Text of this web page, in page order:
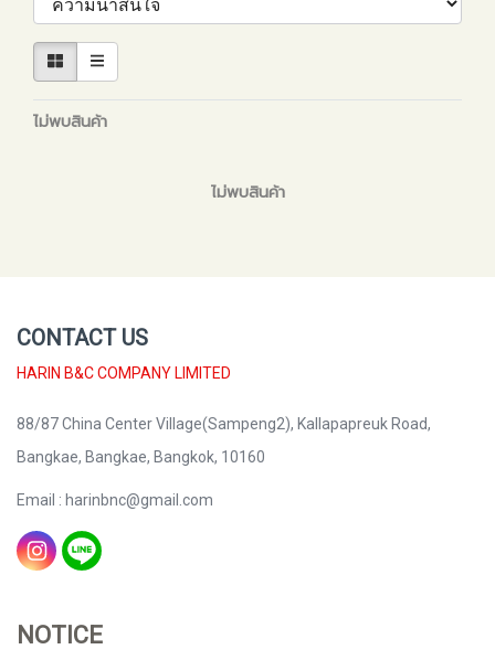
ไม่พบสินค้า
ไม่พบสินค้า
CONTACT US
HARIN B&C COMPANY LIMITED
88/87 China Center Village(Sampeng2), Kallapapreuk Road,
Bangkae, Bangkae, Bangkok, 10160
Email : harinbnc@gmail.com
NOTICE